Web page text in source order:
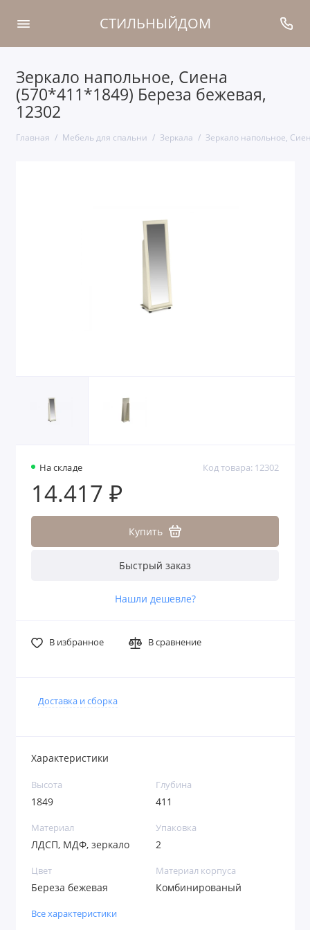
СТИЛЬНЫЙДОМ
Зеркало напольное, Сиена
(570*411*1849) Береза бежевая,
12302
Главная Мебель для спальни Зеркала Зеркало напольное,
На складе Код товара: 12302
14.417 ₽
Купить
Быстрый заказ
Нашли дешевле?
В избранное В сравнение
Доставка и сборка
Характеристики
Высота
1849
Глубина
411
Материал
ЛДСП, МДФ, зеркало
Упаковка
2
Цвет
Береза бежевая
Материал корпуса
Комбинированый
Все характеристики